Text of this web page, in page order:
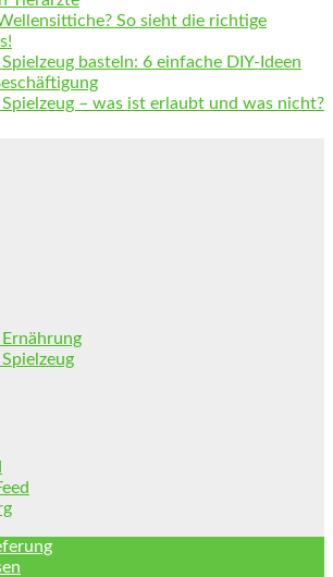
So sieht die richtige
basteln: 6 einfache DIY-Ideen
– was ist erlaubt und was nicht?